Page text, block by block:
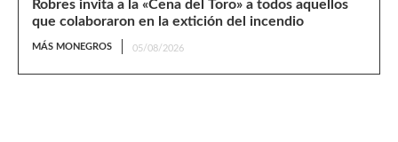
Robres invita a la «Cena del Toro» a todos aquellos
que colaboraron en la extición del incendio
MÁS MONEGROS 05/08/2026